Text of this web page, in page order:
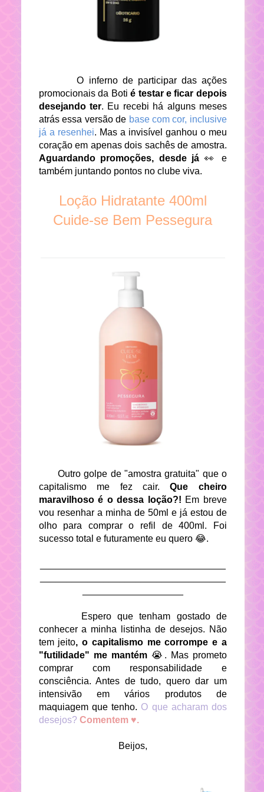
O inferno de participar das ações
promocionais da Boti é testar e ficar depois
desejando ter. Eu recebi há alguns meses
atrás essa versão de base com cor, inclusive
já a resenhei. Mas a invisível ganhou o meu
coração em apenas dois sachês de amostra.
Aguardando promoções, desde já 👀 e
também juntando pontos no clube viva.
Loção Hidratante 400ml
Cuide-se Bem Pessegura
Outro golpe de "amostra gratuita" que o
capitalismo me fez cair. Que cheiro
maravilhoso é o dessa loção?! Em breve
vou resenhar a minha de 50ml e já estou de
olho para comprar o refil de 400ml. Foi
sucesso total e futuramente eu quero 😂.
Espero que tenham gostado de
conhecer a minha listinha de desejos. Não
tem jeito, o capitalismo me corrompe e a
"futilidade" me mantém 😭. Mas prometo
comprar com responsabilidade e
consciência. Antes de tudo, quero dar um
intensivão em vários produtos de
maquiagem que tenho. O que acharam dos
desejos? Comentem ♥.
Beijos,